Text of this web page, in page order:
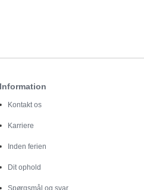
Information
Kontakt os
Karriere
Inden ferien
Dit ophold